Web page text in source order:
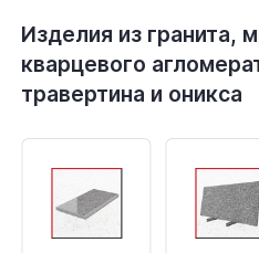
Изделия из гранита,
кварцевого
травертина и оникса